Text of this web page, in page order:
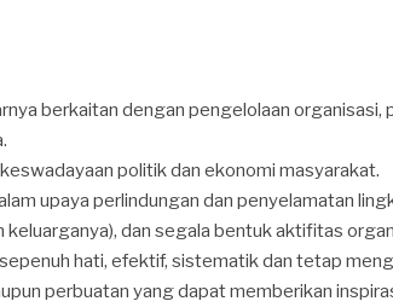
berkaitan dengan pengelolaan organisasi,
politik dan ekonomi masyarakat.
upaya perlindungan dan penyelamatan
dan segala bentuk aktifitas
hati, efektif, sistematik dan tetap
perbuatan yang dapat memberikan